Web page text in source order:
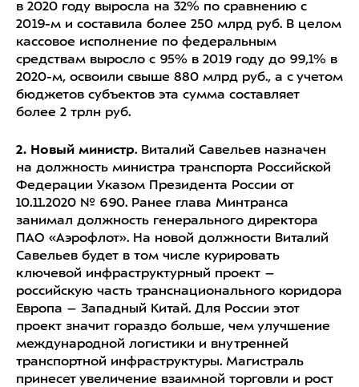
в 2020 году выросла на 32% по сравнению с
2019-м и составила более 250 млрд руб. В целом
кассовое исполнение по федеральным
средствам выросло с 95% в 2019 году до 99,1% в
2020-м, освоили свыше 880 млрд руб., а с учетом
бюджетов субъектов эта сумма составляет
более 2 трлн руб.
2. Новый министр. Виталий Савельев назначен
на должность министра транспорта Российской
Федерации Указом Президента России от
10.11.2020 № 690. Ранее глава Минтранса
занимал должность генерального директора
ПАО «Аэрофлот». На новой должности Виталий
Савельев будет в том числе курировать
ключевой инфраструктурный проект –
российскую часть транснационального коридора
Европа – Западный Китай. Для России этот
проект значит гораздо больше, чем улучшение
международной логистики и внутренней
транспортной инфраструктуры. Магистраль
принесет увеличение взаимной торговли и рост